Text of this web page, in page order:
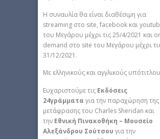
Η συναυλία θα είναι διαθέσιμη για
streaming στο site, facebook και
του Μεγάρου μέχρι τις 25/4/2021 και
demand στο site του Μεγάρου μέχρι
31/12/2021.
Με ελληνικούς και αγγλικούς
Ευχαριστούμε τις Εκδόσεις
24γράμματα για την παραχώρηση της
μετάφρασης του Charles Sheridan και
την Εθνική Πινακοθήκη – Μουσείο
Αλεξάνδρου Σούτσου για την